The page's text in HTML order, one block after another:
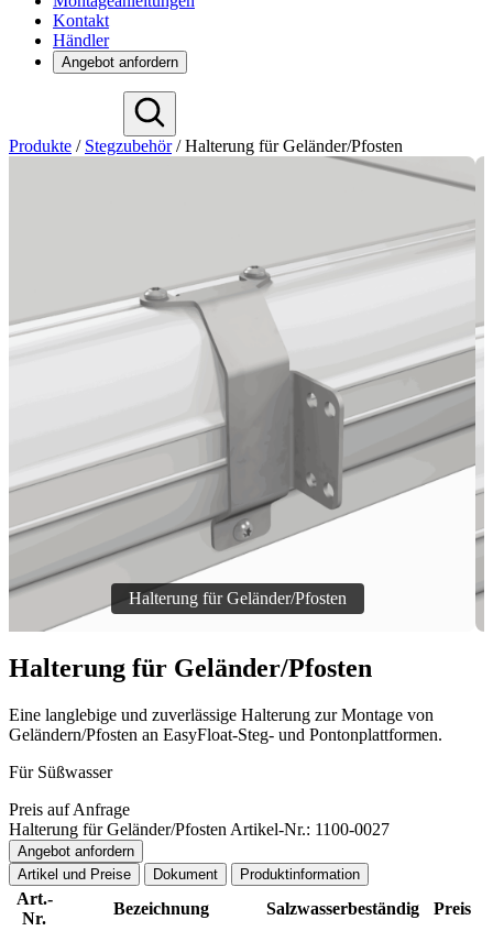
Kontakt
Händler
Angebot anfordern
English
Español
Produkte / Stegzubehör /Halterung für Geländer/Pfosten
Halterung für Geländer/Pfosten
Eine langlebige und zuverlässige Halterung zur Montage von
Geländern/Pfosten an EasyFloat-Steg- und Pontonplattformen.
Für Süßwasser
Preis auf Anfrage
Halterung für Geländer/Pfosten Artikel-Nr.: 1100-0027
Angebot anfordern
Artikel und Preise
Dokument Produktinformation
Art.-
Nr.
Bezeichnung Salzwasserbeständig Preis